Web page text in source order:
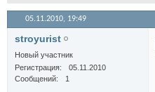
05.11.2010, 19:49
stroyurist
Новый участник
Регистрация
05.11.2010
Сообщений
1